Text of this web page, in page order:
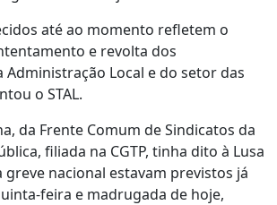
até ao momento refletem o
e revolta dos
Local e do setor das
o STAL.
da Frente Comum de Sindicatos da
filiada na CGTP, tinha dito à Lusa
nacional estavam previstos já
feira e madrugada de hoje,